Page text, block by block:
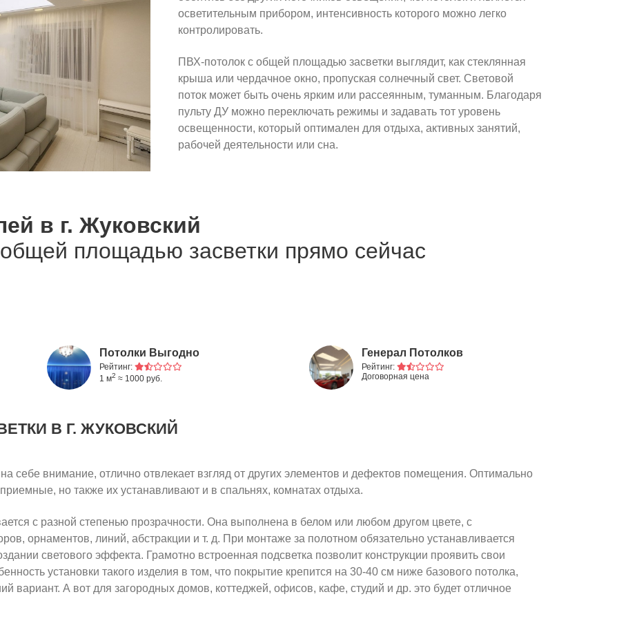
осветительным прибором, интенсивность которого можно легко
контролировать.
ПВХ-потолок с общей площадью засветки выглядит, как стеклянная
крыша или чердачное окно, пропуская солнечный свет. Световой
поток может быть очень ярким или рассеянным, туманным. Благодаря
пульту ДУ можно переключать режимы и задавать тот уровень
освещенности, который оптимален для отдыха, активных занятий,
рабочей деятельности или сна.
в г. Жуковский
общей площадью засветки прямо сейчас
Потолки Выгодно
Рейтинг:
1 м2 ≈ 1000 руб.
Генерал Потолков
Рейтинг:
Договорная цена
В Г. ЖУКОВСКИЙ
себе внимание, отлично отвлекает взгляд от других элементов и дефектов помещения. Оптимально
но также их устанавливают и в спальнях, комнатах отдыха.
с разной степенью прозрачности. Она выполнена в белом или любом другом цвете, с
орнаментов, линий, абстракции и т. д. При монтаже за полотном обязательно устанавливается
светового эффекта. Грамотно встроенная подсветка позволит конструкции проявить свои
установки такого изделия в том, что покрытие крепится на 30-40 см ниже базового потолка,
вариант. А вот для загородных домов, коттеджей, офисов, кафе, студий и др. это будет отличное